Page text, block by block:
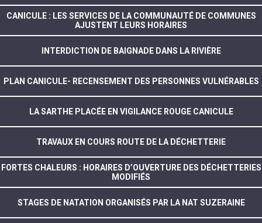
CANICULE : LES SERVICES DE LA COMMUNAUTÉ DE COMMUNES
AJUSTENT LEURS HORAIRES
INTERDICTION DE BAIGNADE DANS LA RIVIÈRE
PLAN CANICULE- RECENSEMENT DES PERSONNES VULNÉRABLES
LA SARTHE PLACÉE EN VIGILANCE ROUGE CANICULE
TRAVAUX EN COURS ROUTE DE LA DÉCHETTERIE
FORTES CHALEURS : HORAIRES D’OUVERTURE DES DÉCHETTERIES
MODIFIÉS
STAGES DE NATATION ORGANISÉS PAR LA NAT SUZERAINE